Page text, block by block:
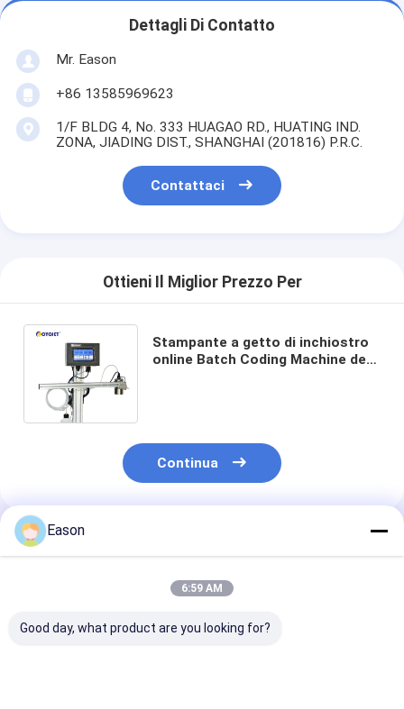
Dettagli Di Contatto
Mr. Eason
+86 13585969623
1/F BLDG 4, No. 333 HUAGAO RD., HUATING IND.
ZONA, JIADING DIST., SHANGHAI (201816) P.R.C.
Contattaci
Ottieni Il Miglior Prezzo Per
Stampante a getto di inchiostro
online Batch Coding Machine del
Continua
Prodotti Raccomandati
Eason
6:59 AM
Good day, what product are you looking for?